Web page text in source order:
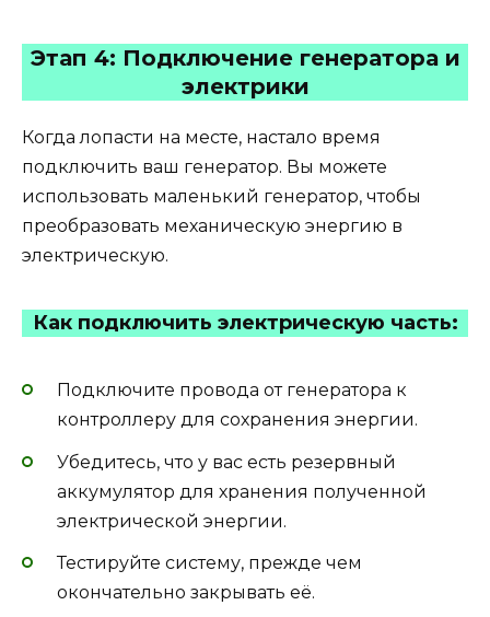
Этап 4: Подключение генератора и
электрики
Когда лопасти на месте, настало время
подключить ваш генератор. Вы можете
использовать маленький генератор, чтобы
преобразовать механическую энергию в
электрическую.
Как подключить электрическую часть:
Подключите провода от генератора к
контроллеру для сохранения энергии.
Убедитесь, что у вас есть резервный
аккумулятор для хранения полученной
электрической энергии.
Тестируйте систему, прежде чем
окончательно закрывать её.